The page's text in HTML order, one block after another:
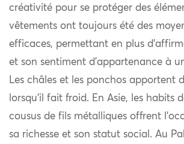
créativité pour se protéger des
vêtements ont toujours été des
efficaces, permettant en plus
et son sentiment d’appartenance à
Les châles et les ponchos apportent
lorsqu’il fait froid. En Asie, les habits
cousus de fils métalliques offrent
sa richesse et son statut social. Au